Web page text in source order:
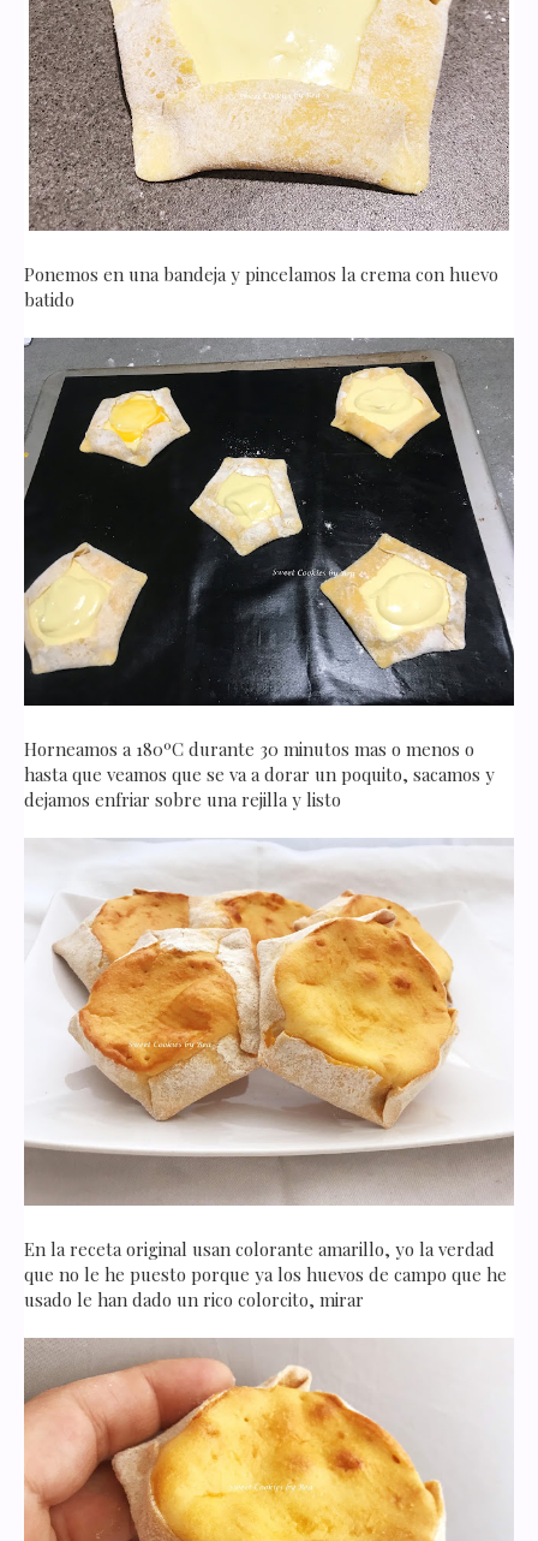
Ponemos en una bandeja y pincelamos la crema con huevo
batido
Horneamos a 180ºC durante 30 minutos mas o menos o
hasta que veamos que se va a dorar un poquito, sacamos y
dejamos enfriar sobre una rejilla y listo
En la receta original usan colorante amarillo, yo la verdad
que no le he puesto porque ya los huevos de campo que he
usado le han dado un rico colorcito, mirar